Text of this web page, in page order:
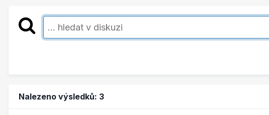
Nalezeno výsledků: 3